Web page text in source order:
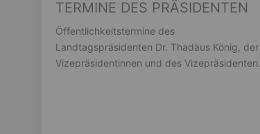
TERMINE DES PRÄSIDENTEN
Öffentlichkeitstermine des
Landtagspräsidenten Dr. Thadäus König, der
Vizepräsidentinnen und des Vizepräsidenten.